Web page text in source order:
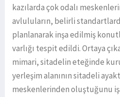
kazılarda çok odalı
avluluların, belirli
planlanarak inşa edilmiş
varlığı tespit edildi. Ortaya
mimari, sitadelin eteğinde
yerleşim alanının sitadeli
meskenlerinden oluştuğunu